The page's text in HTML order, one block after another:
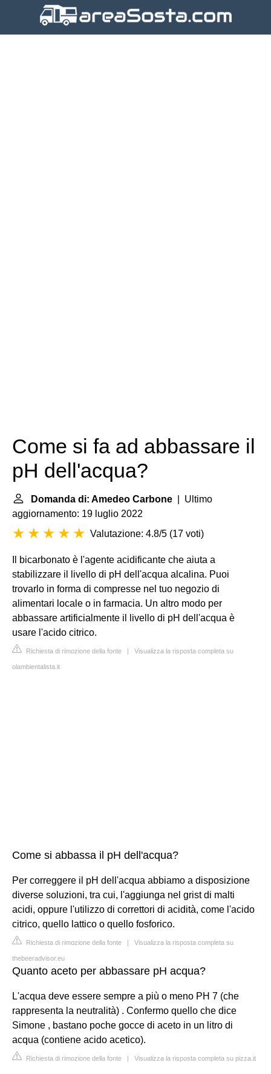
Come si fa ad abbassare il
pH dell'acqua?
Domanda di: Amedeo Carbone | Ultimo
aggiornamento: 19 luglio 2022
Valutazione: 4.8/5 (17 voti)
Il bicarbonato è l'agente acidificante che aiuta a
stabilizzare il livello di pH dell'acqua alcalina. Puoi
trovarlo in forma di compresse nel tuo negozio di
alimentari locale o in farmacia. Un altro modo per
abbassare artificialmente il livello di pH dell'acqua è
usare l'acido citrico.
Richiesta di rimozione della fonte | Visualizza la risposta completa su
olambientalista.it
Come si abbassa il pH dell'acqua?
Per correggere il pH dell'acqua abbiamo a disposizione
diverse soluzioni, tra cui, l'aggiunga nel grist di malti
acidi, oppure l'utilizzo di correttori di acidità, come l'acido
citrico, quello lattico o quello fosforico.
Richiesta di rimozione della fonte | Visualizza la risposta completa su
thebeeradvisor.eu
Quanto aceto per abbassare pH acqua?
L'acqua deve essere sempre a più o meno PH 7 (che
rappresenta la neutralità) . Confermo quello che dice
Simone , bastano poche gocce di aceto in un litro di
acqua (contiene acido acetico).
Richiesta di rimozione della fonte | Visualizza la risposta completa su pizza.it